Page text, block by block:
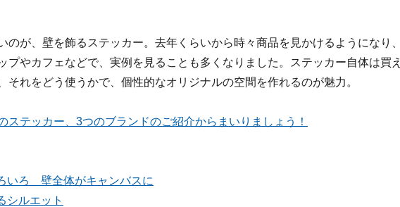
のが、壁を飾るステッカー。去年くらいから時々商品を見かけるようになり、
プやカフェなどで、実例を見ることも多くなりました。ステッカー自体は買え
それをどう使うかで、個性的なオリジナルの空間を作れるのが魅力。
ステッカー、3つのブランドのご紹介からまいりましょう！
いろ 壁全体がキャンバスに
シルエット